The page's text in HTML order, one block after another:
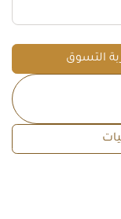
التسوق